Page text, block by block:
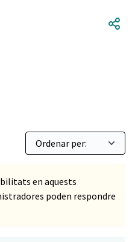
en aquests
poden respondre